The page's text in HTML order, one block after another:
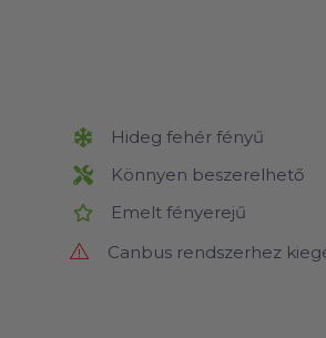
Hideg fehér fényű
Könnyen beszerelhető
Emelt fényerejű
Canbus rendszerhez